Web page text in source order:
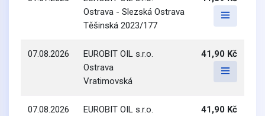
Ostrava - Slezská Ostrava
Těšinská 2023/177
07.08.2026
EUROBIT OIL s.r.o.
Ostrava
Vratimovská
41,90 Kč
07.08.2026
EUROBIT OIL s.r.o.
41,90 Kč